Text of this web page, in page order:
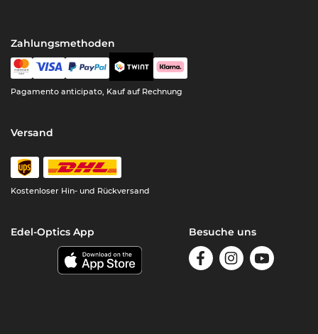
Zahlungsmethoden
Pagamento anticipato, Kauf auf Rechnung
Versand
Kostenloser Hin- und Rückversand
Edel-Optics App Besuche uns